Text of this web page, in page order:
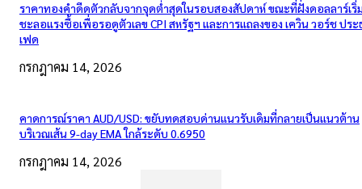
ราคาทองคำดีดตัวกลับจากจุดต่ำสุดในรอบสองสัปดาห์ ขณะที่ฝั่งดอลลาร์เริ่
ชะลอแรงซื้อเพื่อรอดูตัวเลข CPI สหรัฐฯ และการแถลงของ เควิน วอร์ช ประ
เฟด
กรกฎาคม 14, 2026
คาดการณ์ราคา AUD/USD: ขยับทดสอบด่านแนวรับเดิมที่กลายเป็นแนวต้าน
บริเวณเส้น 9-day EMA ใกล้ระดับ 0.6950
กรกฎาคม 14, 2026